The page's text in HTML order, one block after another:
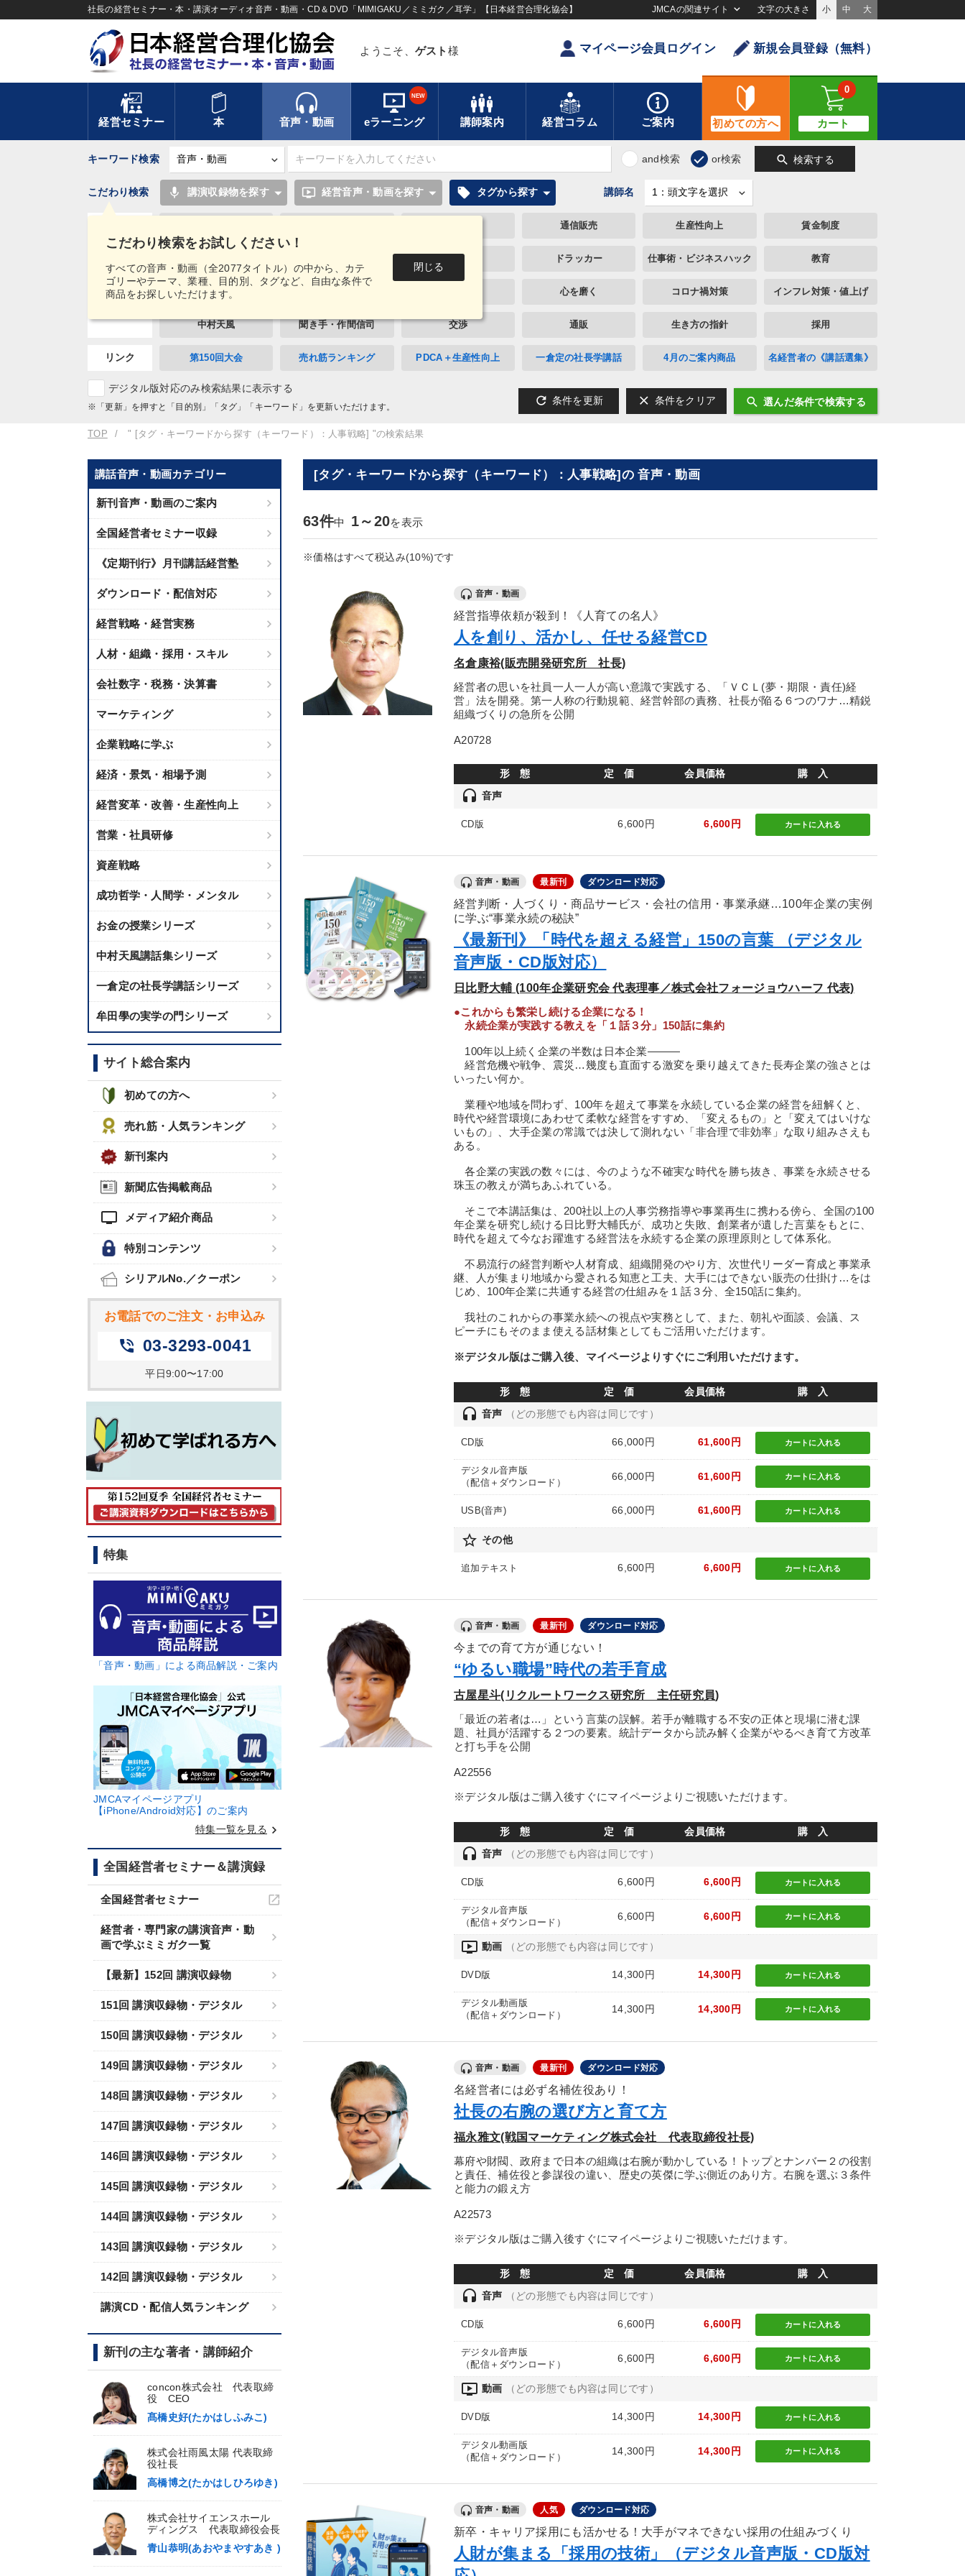
社長の経営セミナー・本・講演オーディオ音声・動画・CD＆DVD「MIMIGAKU／ミミガク／耳学」【日本経営合理化協会】 JMCAの関連サイト 文字の大きさ 小 中 大
ようこそ、 ゲスト 様 マイページ会員ログイン 新規会員登録（無料）
経営セミナー 本 音声・動画 eラーニング
NEW
講師案内 経営コラム ご案内 初めての方へ カート
0
キーワード検索 and検索 or検索 search 検索する
こだわり検索をお試しください！
すべての音声・動画（全2077タイトル）の中から、カテ
ゴリーやテーマ、業種、目的別、タグなど、自由な条件で
商品をお探しいただけます。
閉じる
こだわり検索 mic 講演収録物を探す ondemand_video 経営音声・動画を探す local_offer タグから探す 講師名
タグ・
キーワード
通信販売 生産性向上 賃金制度
政治家 ドラッカー 仕事術・ビジネスハック 教育
労務問題・人事対策 心を磨く コロナ禍対策 インフレ対策・値上げ
中村天風 聞き手・作間信司 交渉 通販 生き方の指針 採用
リンク 第150回大会 売れ筋ランキング PDCA＋生産性向上 一倉定の社長学講話 4月のご案内商品 名経営者の《講話選集》
デジタル版対応のみ検索結果に表示する
※「更新」を押すと「目的別」「タグ」「キーワード」を更新いただけます。 refresh 条件を更新 clear 条件をクリア search 選んだ条件で検索する
TOP " [タグ・キーワードから探す（キーワード）：人事戦略] "の検索結果
講話音声・動画カテゴリー
新刊音声・動画のご案内
全国経営者セミナー収録
《定期刊行》月刊講話経営塾
ダウンロード・配信対応
経営戦略・経営実務
人材・組織・採用・スキル
会社数字・税務・決算書
マーケティング
企業戦略に学ぶ
経済・景気・相場予測
経営変革・改善・生産性向上
営業・社員研修
資産戦略
成功哲学・人間学・メンタル
お金の授業シリーズ
中村天風講話集シリーズ
一倉定の社長学講話シリーズ
牟田學の実学の門シリーズ
サイト総合案内
初めての方へ
売れ筋・人気ランキング
新刊案内
新聞広告掲載商品
tv メディア紹介商品
特別コンテンツ
シリアルNo.／クーポン
お電話でのご注文・お申込み
phone_in_talk 03-3293-0041
平日9:00〜17:00
特集
「音声・動画」による商品解説・ご案内
JMCAマイページアプリ
【iPhone/Android対応】のご案内
特集一覧を見る keyboard_arrow_right
全国経営者セミナー＆講演録
全国経営者セミナー
経営者・専門家の講演音声・動
画で学ぶミミガク一覧
【最新】152回 講演収録物
151回 講演収録物・デジタル
150回 講演収録物・デジタル
149回 講演収録物・デジタル
148回 講演収録物・デジタル
147回 講演収録物・デジタル
146回 講演収録物・デジタル
145回 講演収録物・デジタル
144回 講演収録物・デジタル
143回 講演収録物・デジタル
142回 講演収録物・デジタル
講演CD・配信人気ランキング
新刊の主な著者・講師紹介
concon株式会社 代表取締
役 CEO
髙橋史好(たかはしふみこ)
株式会社雨風太陽 代表取締
役社長
高橋博之(たかはしひろゆき)
株式会社サイエンスホール
ディングス 代表取締役会長
青山恭明(あおやまやすあき )
[タグ・キーワードから探す（キーワード）：人事戦略]の 音声・動画
63件中 1～20を表示
※価格はすべて税込み(10%)です
音声・動画
経営指導依頼が殺到！《人育ての名人》
人を創り、活かし、任せる経営CD
名倉康裕(販売開発研究所 社長)
経営者の思いを社員一人一人が高い意識で実践する、「ＶＣＬ(夢・期限・責任)経
営」法を開発。第一人称の行動規範、経営幹部の責務、社長が陥る６つのワナ…精鋭
組織づくりの急所を公開
A20728
形 態 定 価 会員価格 購 入
headset 音声
CD版 6,600円 6,600円 カートに 入れる
音声・動画 最新刊 ダウンロード対応
経営判断・人づくり・商品サービス・会社の信用・事業承継…100年企業の実例
に学ぶ“事業永続の秘訣”
《最新刊》「時代を超える経営」150の言葉 （デジタル
音声版・CD版対応）
日比野大輔 (100年企業研究会 代表理事／株式会社フォージョウハーフ 代表)
●これからも繁栄し続ける企業になる！
永続企業が実践する教えを「１話３分」150話に集約
100年以上続く企業の半数は日本企業―――
経営危機や戦争、震災…幾度も直面する激変を乗り越えてきた長寿企業の強さとは
いったい何か。
業種や地域を問わず、100年を超えて事業を永続している企業の経営を紐解くと、
時代や経営環境にあわせて柔軟な経営をすすめ、「変えるもの」と「変えてはいけな
いもの」、大手企業の常識では決して測れない「非合理で非効率」な取り組みさえも
ある。
各企業の実践の数々には、今のような不確実な時代を勝ち抜き、事業を永続させる
珠玉の教えが満ちあふれている。
そこで本講話集は、200社以上の人事労務指導や事業再生に携わる傍ら、全国の100
年企業を研究し続ける日比野大輔氏が、成功と失敗、創業者が遺した言葉をもとに、
時代を超えて今なお躍進する経営法を永続する企業の原理原則として体系化。
不易流行の経営判断や人材育成、組織開発のやり方、次世代リーダー育成と事業承
継、人が集まり地域から愛される知恵と工夫、大手にはできない販売の仕掛け…をは
じめ、100年企業に共通する経営の仕組みを１話３分、全150話に集約。
我社のこれからの事業永続への視点や実務として、また、朝礼や面談、会議、ス
ピーチにもそのまま使える話材集としてもご活用いただけます。
※デジタル版はご購入後、マイページよりすぐにご利用いただけます。
形 態 定 価 会員価格 購 入
headset 音声 （どの形態でも内容は同じです）
CD版 66,000円 61,600円 カートに 入れる
デジタル音声版
（配信＋ダウンロード）
66,000円 61,600円 カートに 入れる
USB(音声) 66,000円 61,600円 カートに 入れる
star_border その他
追加テキスト 6,600円 6,600円 カートに 入れる
音声・動画 最新刊 ダウンロード対応
今までの育て方が通じない！
“ゆるい職場”時代の若手育成
古屋星斗(リクルートワークス研究所 主任研究員)
「最近の若者は…」という言葉の誤解。若手が離職する不安の正体と現場に潜む課
題、社員が活躍する２つの要素。統計データから読み解く企業がやるべき育て方改革
と打ち手を公開
A22556
※デジタル版はご購入後すぐにマイページよりご視聴いただけます。
形 態 定 価 会員価格 購 入
headset 音声 （どの形態でも内容は同じです）
CD版 6,600円 6,600円 カートに 入れる
デジタル音声版
（配信＋ダウンロード）
6,600円 6,600円 カートに 入れる
ondemand_video 動画 （どの形態でも内容は同じです）
DVD版 14,300円 14,300円 カートに 入れる
デジタル動画版
（配信＋ダウンロード）
14,300円 14,300円 カートに 入れる
音声・動画 最新刊 ダウンロード対応
名経営者には必ず名補佐役あり！
社長の右腕の選び方と育て方
福永雅文(戦国マーケティング株式会社 代表取締役社長)
幕府や財閥、政府まで日本の組織は右腕が動かしている！トップとナンバー２の役割
と責任、補佐役と参謀役の違い、歴史の英傑に学ぶ側近のあり方。右腕を選ぶ３条件
と能力の鍛え方
A22573
※デジタル版はご購入後すぐにマイページよりご視聴いただけます。
形 態 定 価 会員価格 購 入
headset 音声 （どの形態でも内容は同じです）
CD版 6,600円 6,600円 カートに 入れる
デジタル音声版
（配信＋ダウンロード）
6,600円 6,600円 カートに 入れる
ondemand_video 動画 （どの形態でも内容は同じです）
DVD版 14,300円 14,300円 カートに 入れる
デジタル動画版
（配信＋ダウンロード）
14,300円 14,300円 カートに 入れる
音声・動画 人気 ダウンロード対応
新卒・キャリア採用にも活かせる！大手がマネできない採用の仕組みづくり
人財が集まる「採用の技術」（デジタル音声版・CD版対